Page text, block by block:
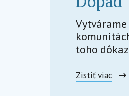
toho
Zistiť viac